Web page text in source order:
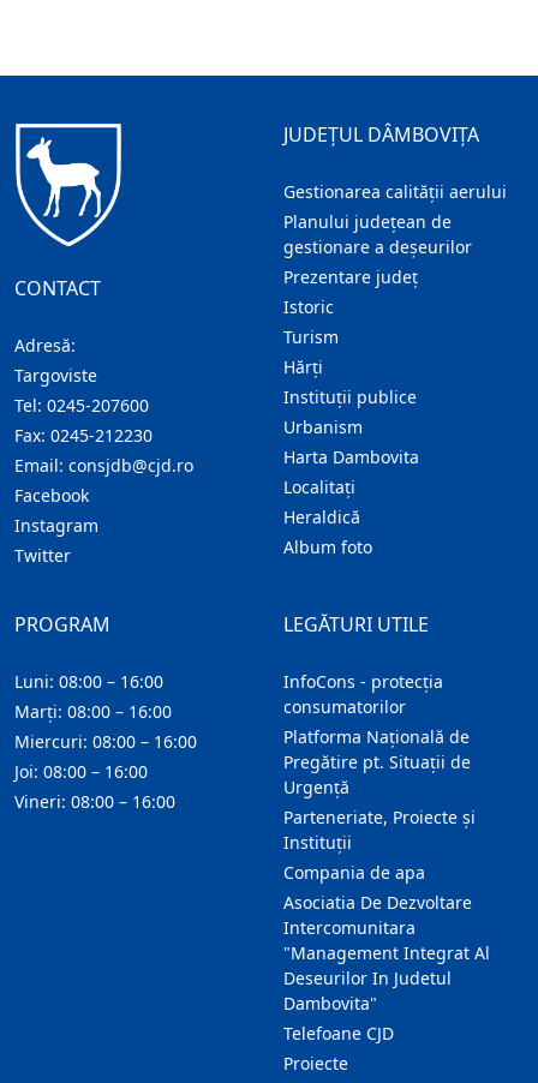
CONTACT
Adresă:
Targoviste
Tel: 0245-207600
Fax: 0245-212230
Email: consjdb@cjd.ro
Facebook
Instagram
Twitter
JUDEȚUL DÂMBOVIȚA
Gestionarea calității aerului
Planului județean de
gestionare a deșeurilor
Prezentare judeţ
Istoric
Turism
Hărţi
Instituţii publice
Urbanism
Harta Dambovita
Localitaţi
Heraldică
Album foto
LEGĂTURI UTILE
InfoCons - protecția
consumatorilor
Platforma Națională de
Pregătire pt. Situații de
Urgență
Parteneriate, Proiecte și
Instituții
Compania de apa
Asociatia De Dezvoltare
Intercomunitara
"Management Integrat Al
Deseurilor In Judetul
Dambovita"
Telefoane CJD
Proiecte
PROGRAM
Luni: 08:00 – 16:00
Marți: 08:00 – 16:00
Miercuri: 08:00 – 16:00
Joi: 08:00 – 16:00
Vineri: 08:00 – 16:00